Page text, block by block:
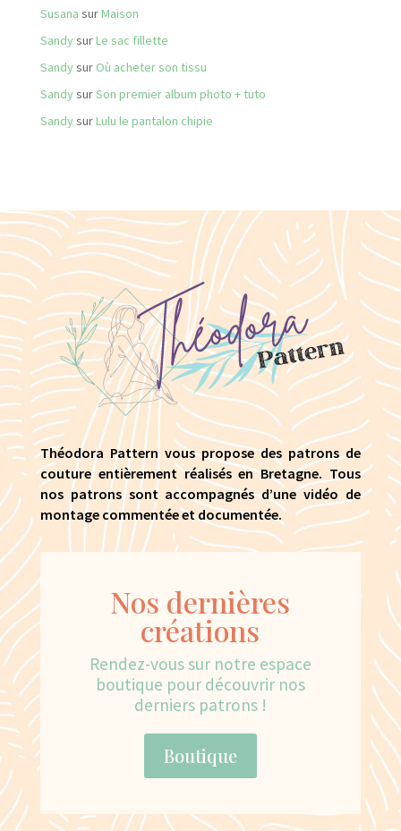
Susana surMaison
SandysurLe sac fillette
Sandysur Où acheter son tissu
SandysurSon premier album photo + tuto
SandysurLulu le pantalon chipie
Théodora Pattern vous propose des patrons de
couture entièrement réalisés en Bretagne. Tous
nos patrons sont accompagnés d’une vidéo de
montage commentée et documentée.
Nos dernières
créations
Rendez-vous sur notre espace
boutique pour découvrir nos
derniers patrons !
Boutique